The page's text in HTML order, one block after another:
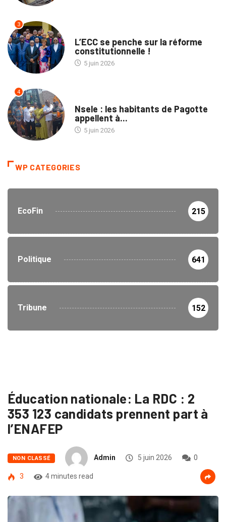
3
L’ECC se penche sur la réforme
constitutionnelle !
5 juin 2026
4
Nsele : les habitants de Pagotte
appellent à...
5 juin 2026
WP CATEGORIES
EcoFin 215
Politique 641
Tribune 152
Éducation nationale: La RDC : 2
353 123 candidats prennent part à
l’ENAFEP
NON CLASSÉ Admin 5 juin 2026 0
3 4 minutes read